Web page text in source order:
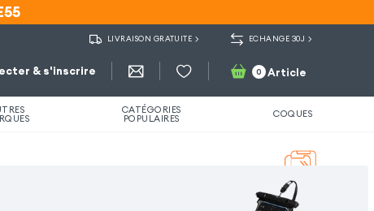
LIVRAISON GRATUITE ECHANGE 30J
& s'inscrire 0 Article
CATÉGORIES
POPULAIRES COQUES